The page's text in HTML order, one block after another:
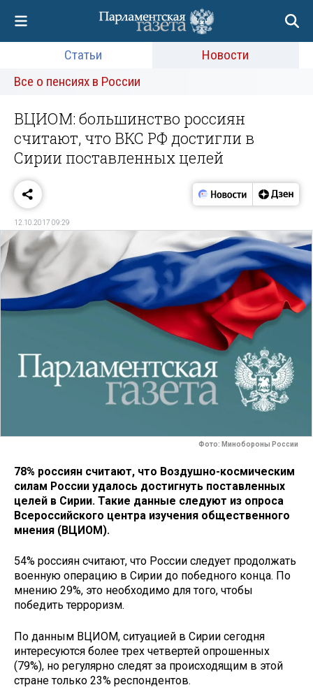
Статьи
Новости
Все о пенсиях в России
ВЦИОМ: большинство россиян
считают, что ВКС РФ достигли в
Сирии поставленных целей
12.10.2017 09:29
Фото: Минобороны России
78% россиян считают, что Воздушно-космическим
силам России удалось достигнуть поставленных
целей в Сирии. Такие данные следуют из опроса
Всероссийского центра изучения общественного
мнения (ВЦИОМ).
54% россиян считают, что России следует продолжать
военную операцию в Сирии до победного конца. По
мнению 29%, это необходимо для того, чтобы
победить терроризм.
По данным ВЦИОМ, ситуацией в Сирии сегодня
интересуются более трех четвертей опрошенных
(79%), но регулярно следят за происходящим в этой
стране только 23% респондентов.